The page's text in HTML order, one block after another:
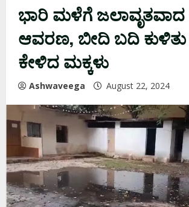
ಭಾರಿ ಮಳೆಗೆ ಜಲಾವೃತವಾದ
ಆವರಣ, ಬೀದಿ ಬದಿ
ಕೇಳಿದ ಮಕ್ಕಳು
Ashwaveega August 22, 2024